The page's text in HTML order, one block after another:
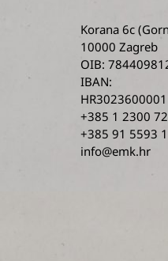
Korana 6c
10000 Zagreb
OIB:
IBAN:
+385 1 2300
+385 91 5593
info@emk.hr